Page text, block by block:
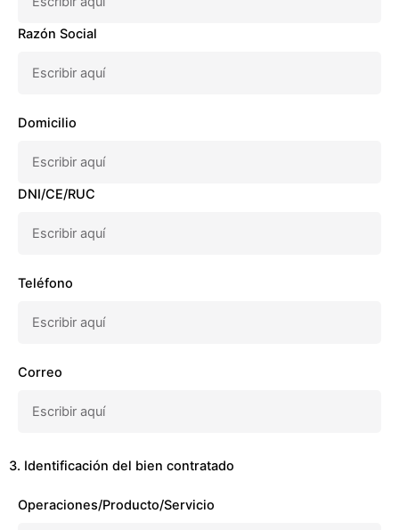
Razón Social
Domicilio
DNI/CE/RUC
Teléfono
Correo
3. Identificación del bien contratado
Operaciones/Producto/Servicio